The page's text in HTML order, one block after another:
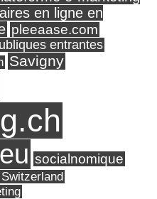
en ligne en
pleeaase.com
entrantes
Savigny
socialnomique